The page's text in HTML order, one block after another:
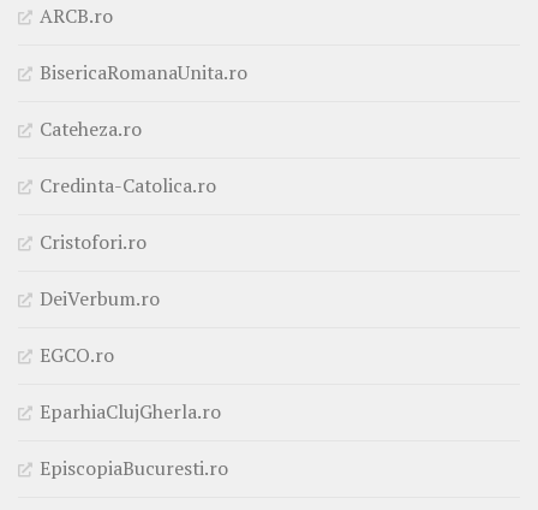
ARCB.ro
BisericaRomanaUnita.ro
Cateheza.ro
Credinta-Catolica.ro
Cristofori.ro
DeiVerbum.ro
EGCO.ro
EparhiaClujGherla.ro
EpiscopiaBucuresti.ro